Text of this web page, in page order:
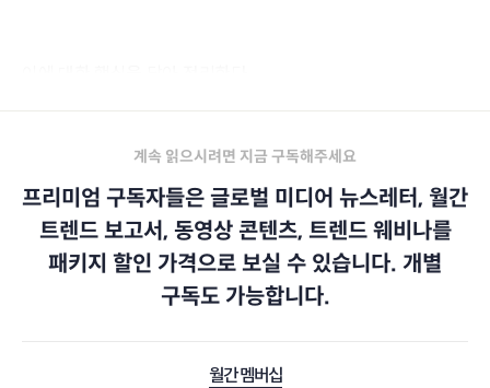
계속 읽으시려면 지금 구독해주세요
프리미엄 구독자들은 글로벌 미디어 뉴스레터, 월간
트렌드 보고서, 동영상 콘텐츠, 트렌드 웨비나를
패키지 할인 가격으로 보실 수 있습니다. 개별
구독도 가능합니다.
월간 멤버십